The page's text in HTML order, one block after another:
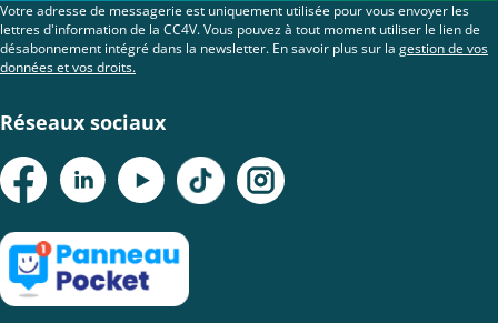
Votre adresse de messagerie est uniquement utilisée pour vous envoyer les
lettres d'information de la CC4V. Vous pouvez à tout moment utiliser le lien de
désabonnement intégré dans la newsletter. En savoir plus sur la gestion de vos
données et vos droits.
Réseaux sociaux